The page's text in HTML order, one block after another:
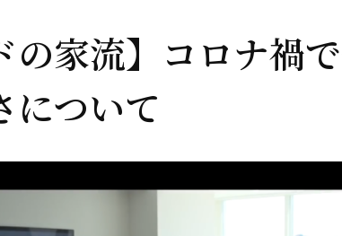
の家流】コロナ禍
について